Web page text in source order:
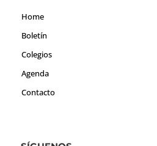
Home
Boletín
Colegios
Agenda
Contacto